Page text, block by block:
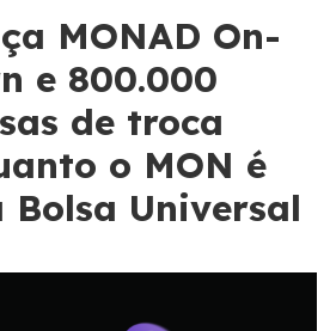
MONAD On-
e 800.000
de troca
o MON é
Universal